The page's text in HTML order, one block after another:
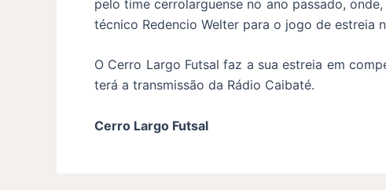
pelo time cerrolarguense no ano passado,
técnico Redencio Welter para o jogo de estreia
O Cerro Largo Futsal faz a sua estreia em
terá a transmissão da Rádio Caibaté.
Cerro Largo Futsal